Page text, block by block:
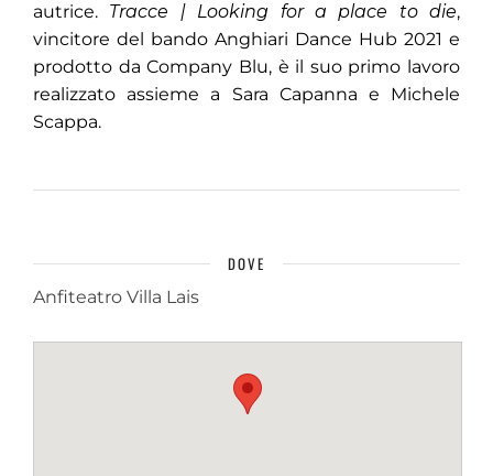
autrice. Tracce | Looking for a place to die,
vincitore del bando Anghiari Dance Hub 2021 e
prodotto da Company Blu, è il suo primo lavoro
realizzato assieme a Sara Capanna e Michele
Scappa.
DOVE
Anfiteatro Villa Lais